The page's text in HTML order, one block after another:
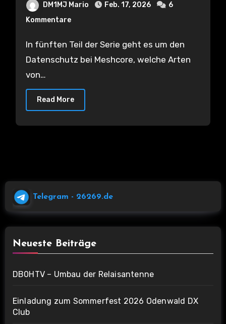
beitreten bzw. einrichten
DM1MJ Mario Feb. 17, 2026
6
Kommentare
In fünften Teil der Serie geht es um den
Datenschutz bei Meshcore, welche Arten
von…
Read More
Telegram - 26269.de
Neueste Beiträge
DB0HTV – Umbau der Relaisantenne
Einladung zum Sommerfest 2026 Odenwald DX
Club